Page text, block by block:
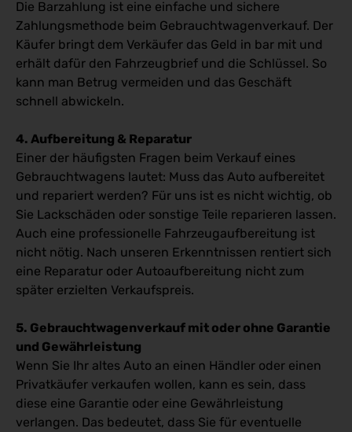
Die Barzahlung ist eine einfache und sichere
Zahlungsmethode beim Gebrauchtwagenverkauf. Der
Käufer bringt dem Verkäufer das Geld in bar mit und
erhält dafür den Fahrzeugbrief und die Schlüssel. So
kann man Betrug vermeiden und das Geschäft
schnell abwickeln.
4. Aufbereitung & Reparatur
Einer der häufigsten Fragen beim Verkauf eines
Gebrauchtwagens lautet: Muss das Auto aufbereitet
und repariert werden? Für uns ist es nicht wichtig, ob
Sie Lackschäden oder sonstige Teile reparieren lassen.
Auch eine professionelle Fahrzeugaufbereitung ist
nicht nötig. Nach unseren Erkenntnissen rentiert sich
eine Reparatur oder Autoaufbereitung nicht zum
später erzielten Verkaufspreis.
5. Gebrauchtwagenverkauf mit oder ohne Garantie
und Gewährleistung
Wenn Sie Ihr altes Auto an einen Händler oder einen
Privatkäufer verkaufen wollen, kann es sein, dass
diese eine Garantie oder eine Gewährleistung
verlangen. Das bedeutet, dass Sie für eventuelle